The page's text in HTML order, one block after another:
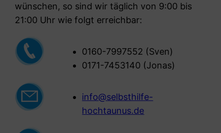
wünschen, so sind wir täglich von 9:00 bis
21:00 Uhr wie folgt erreichbar:
0160-7997552 (Sven)
0171-7453140 (Jonas)
info@selbsthilfe-
hochtaunus.de